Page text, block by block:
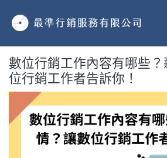
數位行銷工作內容有哪些
位行銷工作者告訴你！